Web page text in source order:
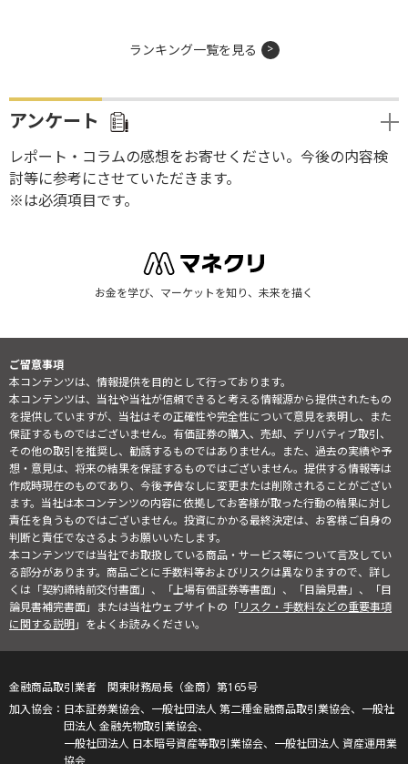
ランキング一覧を見る
アンケート
レポート・コラムの感想をお寄せください。今後の内容検
討等に参考にさせていただきます。
※は必須項目です。
お金を学び、マーケットを知り、未来を描く
ご留意事項
本コンテンツは、情報提供を目的として行っております。
本コンテンツは、当社や当社が信頼できると考える情報源から提供されたもの
を提供していますが、当社はその正確性や完全性について意見を表明し、また
保証するものではございません。有価証券の購入、売却、デリバティブ取引、
その他の取引を推奨し、勧誘するものではありません。また、過去の実績や予
想・意見は、将来の結果を保証するものではございません。提供する情報等は
作成時現在のものであり、今後予告なしに変更または削除されることがござい
ます。当社は本コンテンツの内容に依拠してお客様が取った行動の結果に対し
責任を負うものではございません。投資にかかる最終決定は、お客様ご自身の
判断と責任でなさるようお願いいたします。
本コンテンツでは当社でお取扱している商品・サービス等について言及してい
る部分があります。商品ごとに手数料等およびリスクは異なりますので、詳し
くは「契約締結前交付書面」、「上場有価証券等書面」、「目論見書」、「目
論見書補完書面」または当社ウェブサイトの「リスク・手数料などの重要事項
に関する説明」をよくお読みください。
金融商品取引業者 関東財務局長（金商）第165号
日本証券業協会、一般社団法人 第二種金融商品取引業協会、一般社
団法人 金融先物取引業協会、
一般社団法人 日本暗号資産等取引業協会、一般社団法人 資産運用業
協会